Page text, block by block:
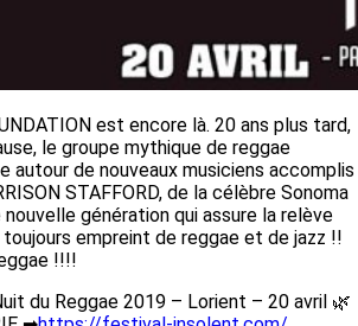
est encore là. 20 ans plus tard,
le groupe mythique de reggae
autour de nouveaux musiciens accomplis
STAFFORD, de la célèbre Sonoma
génération qui assure la relève
toujours empreint de reggae et de jazz !!
!!!!
du Reggae 2019 – Lorient – 20 avril 🌿